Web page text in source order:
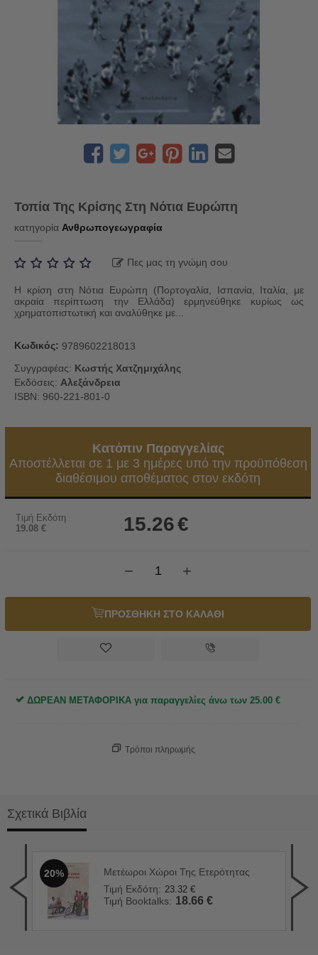
Τοπία Της Κρίσης Στη Νότια Ευρώπη
κατηγορία Ανθρωπογεωγραφία
Πες μας τη γνώμη σου
Η κρίση στη Νότια Ευρώπη (Πορτογαλία, Ισπανία, Ιταλία, με
ακραία περίπτωση την Ελλάδα) ερμηνεύθηκε κυρίως ως
χρηματοπιστωτική και αναλύθηκε με...
Κωδικός: 9789602218013
Συγγραφέας: Κωστής Χατζημιχάλης
Εκδόσεις: Αλεξάνδρεια
ISBN: 960-221-801-0
Κατόπιν Παραγγελίας
Αποστέλλεται σε 1 με 3 ημέρες υπό την προϋπόθεση
διαθέσιμου αποθέματος στον εκδότη
Τιμή Εκδότη
19.08 € 15.26€
+
−
ΠΡΟΣΘΗΚΗ ΣΤΟ ΚΑΛΑΘΙ
ΔΩΡΕΑΝ ΜΕΤΑΦΟΡΙΚΑ για παραγγελίες άνω των 25.00 €
Τρόποι πληρωμής
Σχετικά Βιβλία
20%
Μετέωροι Χώροι Της Ετερότητας
Τιμή Εκδότη: 23.32 €
Τιμή Booktalks: 18.66 €